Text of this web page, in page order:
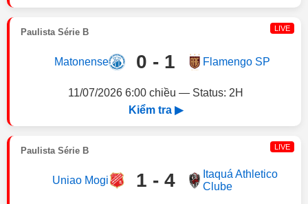
Paulista Série B LIVE
Matonense 0 - 1 Flamengo SP
11/07/2026 6:00 chiều — Status: 2H
Kiểm tra ▶
Paulista Série B LIVE
Uniao Mogi 1 - 4
Itaquá Athletico
Clube